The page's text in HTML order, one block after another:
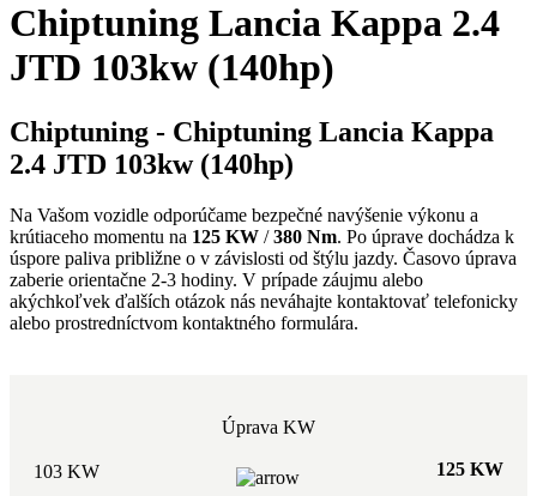
Chiptuning Lancia Kappa 2.4
JTD 103kw (140hp)
Chiptuning - Chiptuning Lancia Kappa
2.4 JTD 103kw (140hp)
Na Vašom vozidle odporúčame bezpečné navýšenie výkonu a
krútiaceho momentu na 125 KW /380 Nm. Po úprave dochádza k
úspore paliva približne o v závislosti od štýlu jazdy. Časovo úprava
zaberie orientačne 2-3 hodiny. V prípade záujmu alebo
akýchkoľvek ďalších otázok nás neváhajte kontaktovať telefonicky
alebo prostredníctvom kontaktného formulára.
Úprava KW
103 KW 125 KW